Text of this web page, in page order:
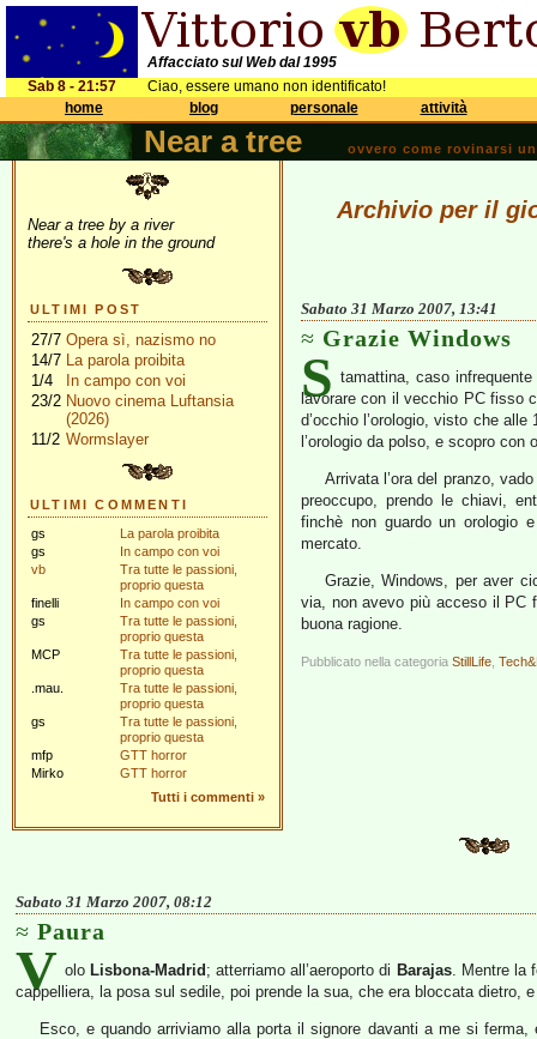
Affacciato sul Web dal 1995
Sab 8 - 21:57
Ciao, essere umano non identificato!
home
blog personale attività
Near a tree ovvero come rovinarsi
Near a tree by a river
there's a hole in the ground
ULTIMI POST
27/7 Opera sì, nazismo no
14/7 La parola proibita
1/4
In campo con voi
23/2 Nuovo cinema Luftansia
(2026)
11/2 Wormslayer
ULTIMI COMMENTI
gs
La parola proibita
gs
In campo con voi
vb
Tra tutte le passioni,
proprio questa
finelli
In campo con voi
gs
Tra tutte le passioni,
proprio questa
MCP
Tra tutte le passioni,
proprio questa
.mau.
Tra tutte le passioni,
proprio questa
gs
Tra tutte le passioni,
proprio questa
mfp
GTT horror
Mirko
GTT horror
Tutti i commenti »
Archivio per il
Sabato 31 Marzo 2007, 13:41
Grazie Windows
S tamattina, caso
lavorare con il vecchio PC fisso
d’occhio l’orologio, visto che
l’orologio da polso, e scopro con
Arrivata l’ora del pranzo,
preoccupo, prendo le chiavi,
finchè non guardo un orologio
mercato.
Grazie, Windows, per aver
via, non avevo più acceso il PC
buona ragione.
Pubblicato nella categoria StillLife
Sabato 31 Marzo 2007, 08:12
Paura
V olo Lisbona-Madrid ; atterriamo all’aeroporto di Barajas. Mentre la
cappelliera, la posa sul sedile, poi prende la sua, che era bloccata dietro,
Esco, e quando arriviamo alla porta il signore davanti a me si